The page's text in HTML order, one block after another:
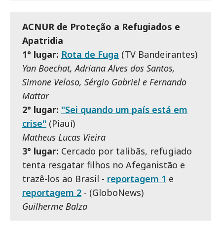
ACNUR de Proteção a Refugiados e
Apatridia
1° lugar: Rota de Fuga (TV Bandeirantes)
Yan Boechat, Adriana Alves dos Santos,
Simone Veloso, Sérgio Gabriel e Fernando
Mattar
2° lugar: "Sei quando um país está em
crise" (Piauí)
Matheus Lucas Vieira
3° lugar: Cercado por talibãs, refugiado
tenta resgatar filhos no Afeganistão e
trazê-los ao Brasil - reportagem 1 e
reportagem 2 - (GloboNews)
Guilherme Balza